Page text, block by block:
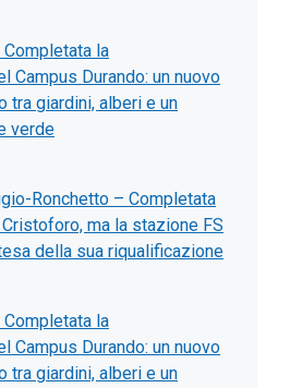
la
Campus Durando: un nuovo
tra giardini, alberi e un
verde
Ronchetto – Completata
ma la stazione FS
della sua riqualificazione
la
Campus Durando: un nuovo
tra giardini, alberi e un